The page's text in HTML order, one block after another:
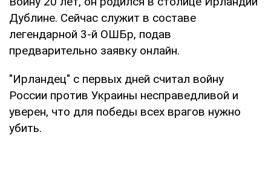
Дублине. Сейчас служит в составе
легендарной 3-й ОШБр, подав
предварительно заявку онлайн.
"Ирландец" с первых дней считал войну
России против Украины несправедливой и
уверен, что для победы всех врагов нужно
убить.